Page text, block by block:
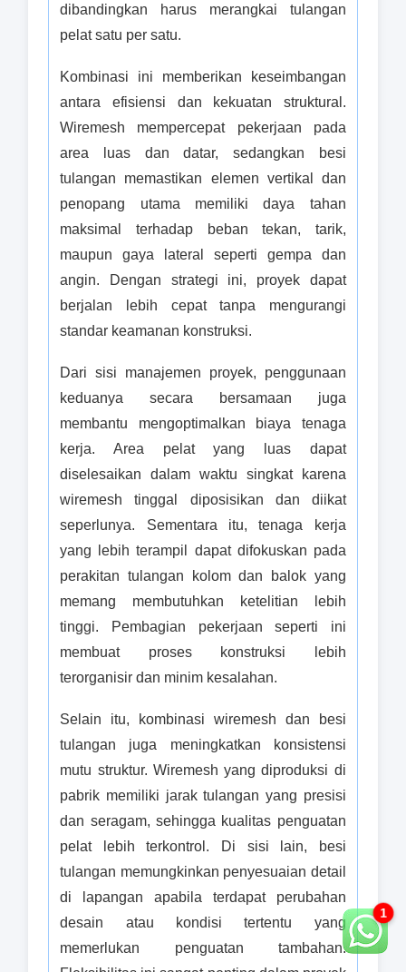
dibandingkan harus merangkai tulangan
pelat satu per satu.
Kombinasi ini memberikan keseimbangan
antara efisiensi dan kekuatan struktural.
Wiremesh mempercepat pekerjaan pada
area luas dan datar, sedangkan besi
tulangan memastikan elemen vertikal dan
penopang utama memiliki daya tahan
maksimal terhadap beban tekan, tarik,
maupun gaya lateral seperti gempa dan
angin. Dengan strategi ini, proyek dapat
berjalan lebih cepat tanpa mengurangi
standar keamanan konstruksi.
Dari sisi manajemen proyek, penggunaan
keduanya secara bersamaan juga
membantu mengoptimalkan biaya tenaga
kerja. Area pelat yang luas dapat
diselesaikan dalam waktu singkat karena
wiremesh tinggal diposisikan dan diikat
seperlunya. Sementara itu, tenaga kerja
yang lebih terampil dapat difokuskan pada
perakitan tulangan kolom dan balok yang
memang membutuhkan ketelitian lebih
tinggi. Pembagian pekerjaan seperti ini
membuat proses konstruksi lebih
terorganisir dan minim kesalahan.
Selain itu, kombinasi wiremesh dan besi
tulangan juga meningkatkan konsistensi
mutu struktur. Wiremesh yang diproduksi di
pabrik memiliki jarak tulangan yang presisi
dan seragam, sehingga kualitas penguatan
pelat lebih terkontrol. Di sisi lain, besi
tulangan memungkinkan penyesuaian detail
di lapangan apabila terdapat perubahan
desain atau kondisi tertentu yang
memerlukan penguatan tambahan.
1